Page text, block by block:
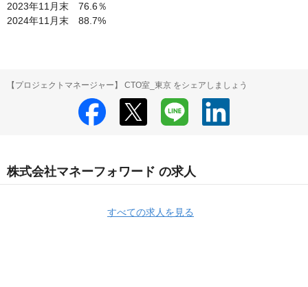
2023年11月末　76.6％
2024年11月末　88.7%
【プロジェクトマネージャー】 CTO室_東京 をシェアしましょう
株式会社マネーフォワード の求人
すべての求人を見る